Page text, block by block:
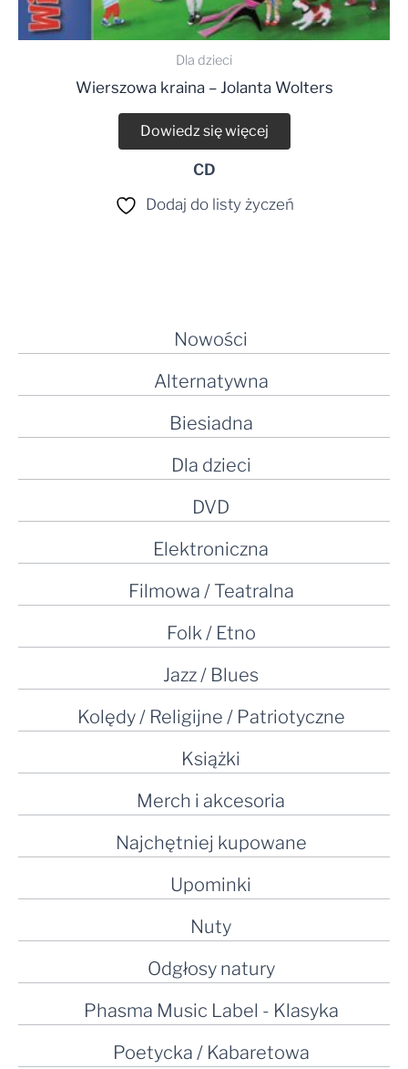
Nowości
Alternatywna
Biesiadna
Dla dzieci
DVD
Elektroniczna
Filmowa / Teatralna
Folk / Etno
Jazz / Blues
Kolędy / Religijne / Patriotyczne
Książki
Merch i akcesoria
Najchętniej kupowane
Upominki
Nuty
Odgłosy natury
Phasma Music Label - Klasyka
Poetycka / Kabaretowa
Dla dzieci
Wierszowa kraina – Jolanta Wolters
Dowiedz się więcej
CD
Dodaj do listy życzeń